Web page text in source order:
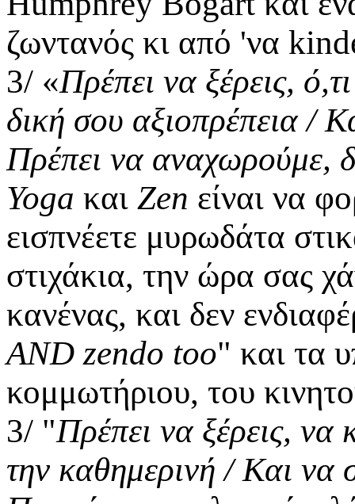
ζωντανός κι από 'να
3/ «Πρέπει να ξέρεις,
δική σου αξιοπρέπεια /
Πρέπει να αναχωρούμε,
Yoga και Zen είναι να
εισπνέετε μυρωδάτα
στιχάκια, την ώρα σας
κανένας, και δεν
AND zendo too" και τα
κομμωτήριου, του
3/ "Πρέπει να ξέρεις,
την καθημερινή / Και να